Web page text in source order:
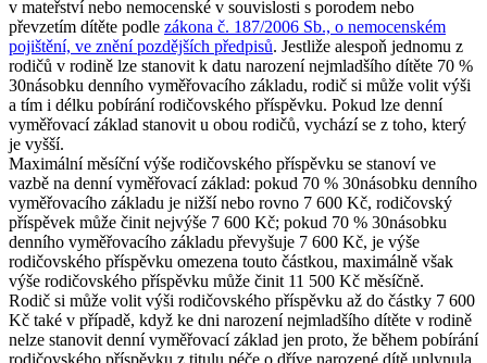
v mateřství nebo nemocenské v souvislosti s porodem nebo
převzetím dítěte podle zákona č. 187/2006 Sb., o nemocenském
pojištění, ve znění pozdějších předpisů. Jestliže alespoň jednomu z
rodičů v rodině lze stanovit k datu narození nejmladšího dítěte 70 %
30násobku denního vyměřovacího základu, rodič si může volit výši
a tím i délku pobírání rodičovského příspěvku. Pokud lze denní
vyměřovací základ stanovit u obou rodičů, vychází se z toho, který
je vyšší.
Maximální měsíční výše rodičovského příspěvku se stanoví ve
vazbě na denní vyměřovací základ: pokud 70 % 30násobku denního
vyměřovacího základu je nižší nebo rovno 7 600 Kč, rodičovský
příspěvek může činit nejvýše 7 600 Kč; pokud 70 % 30násobku
denního vyměřovacího základu převyšuje 7 600 Kč, je výše
rodičovského příspěvku omezena touto částkou, maximálně však
výše rodičovského příspěvku může činit 11 500 Kč měsíčně.
Rodič si může volit výši rodičovského příspěvku až do částky 7 600
Kč také v případě, když ke dni narození nejmladšího dítěte v rodině
nelze stanovit denní vyměřovací základ jen proto, že během pobírání
rodičovského příspěvku z titulu péče o dříve narozené dítě uplynula